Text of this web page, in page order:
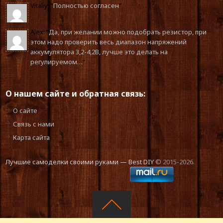
Vitaliy : “Полностью согласен”
Alex: “Да, при желании можно подобрать резистор, при
этом надо проверить весь диапазон напряжений
аккумулятора 3,2-4,2В, лучше это делать на
регулируемом…”
О нашем сайте и обратная связь:
О сайте
Связь с нами
Карта сайта
Лучшие самоделки своими руками — Best DIY© 2015-2026.